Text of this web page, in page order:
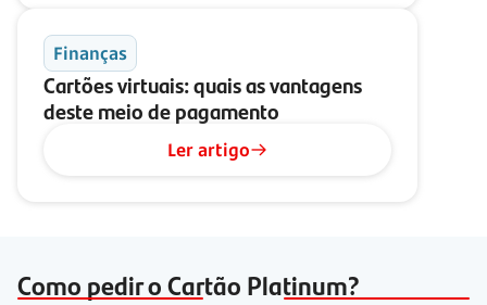
Finanças
Cartões virtuais: quais as vantagens
deste meio de pagamento
Ler artigo
Como pedir o Cartão Platinum?